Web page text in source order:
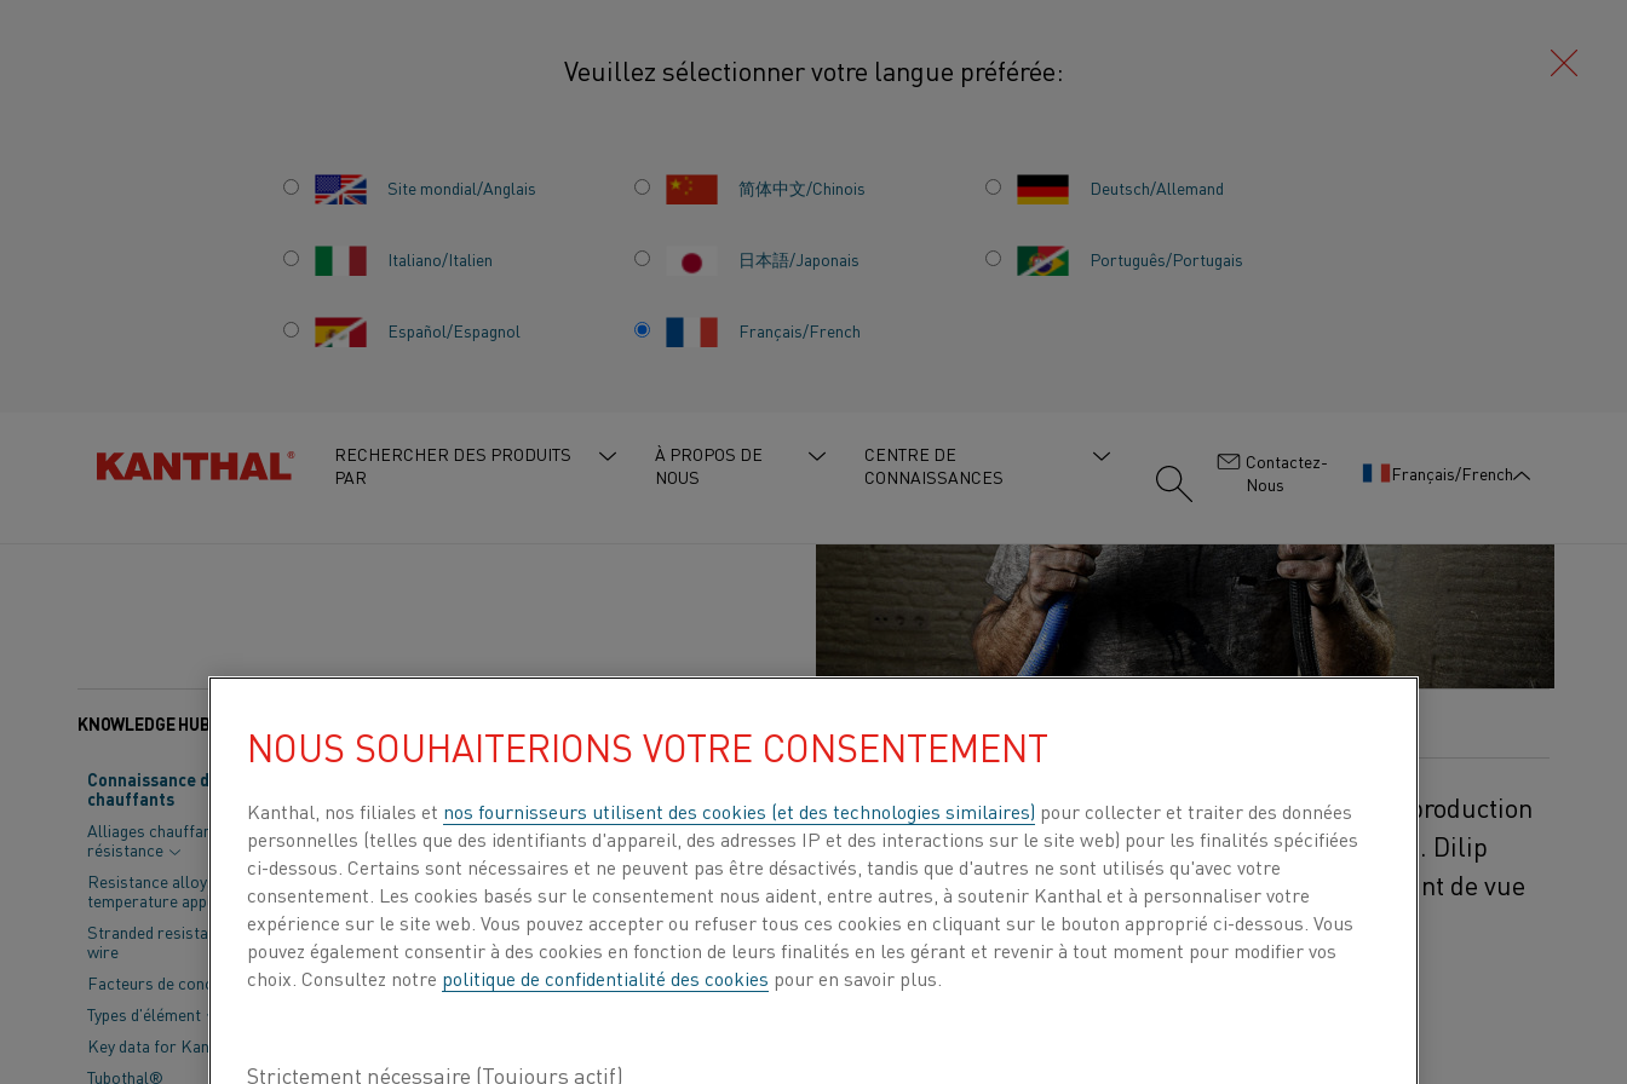
Veuillez sélectionner votre langue préférée:
Site mondial/Anglais 简体中文/Chinois Deutsch/Allemand
Italiano/Italien 日本語/Japonais Português/Portugais
Español/Espagnol Français/French
RECHERCHER DES PRODUITS
PAR
À PROPOS DE
NOUS
CENTRE DE
CONNAISSANCES
:
Contactez-
Nous
Français/French
Centre de Connaissances Témoignages inspirants Les défis de l'électrification vous préoccupent ? Voici comment les relever
LES DÉFIS DE
PRÉOCCUPENT ? VOICI
KNOWLEDGE HUB
Connaissance des matériaux
chauffants
Alliages chauffants par
résistance
Resistance alloys for lower
temperature applications
Stranded resistance heating
wire
Facteurs de conception
Types d'élément
Key data for Kanthal® elements
Tubothal®
L'électrification des processus de chauffage est l'une des stratégies clés sur la voie d'une production
d'acier plus écologique. Mais le passage du gaz à l'électrique ne se fait pas sans difficultés. Dilip
Chandrasekaran, responsable du développement commercial chez Kanthal, partage son point de vue
sur la meilleure façon de procéder.
Bien qu'il existe encore de nombreusesidées fausses sur les avantages concernant le chauffage
travail, le chauffage électrique présente de nombreux avantages et peu d'inconvénients.
NOUS SOUHAITERIONS VOTRE CONSENTEMENT
Kanthal, nos filiales et nos fournisseurs utilisent des cookies (et des technologies similaires) pour collecter et traiter des données
personnelles (telles que des identifiants d'appareil, des adresses IP et des interactions sur le site web) pour les finalités spécifiées
ci-dessous. Certains sont nécessaires et ne peuvent pas être désactivés, tandis que d'autres ne sont utilisés qu'avec votre
consentement. Les cookies basés sur le consentement nous aident, entre autres, à soutenir Kanthal et à personnaliser votre
expérience sur le site web. Vous pouvez accepter ou refuser tous ces cookies en cliquant sur le bouton approprié ci-dessous. Vous
pouvez également consentir à des cookies en fonction de leurs finalités en les gérant et revenir à tout moment pour modifier vos
choix. Consultez notre politique de confidentialité des cookies pour en savoir plus.